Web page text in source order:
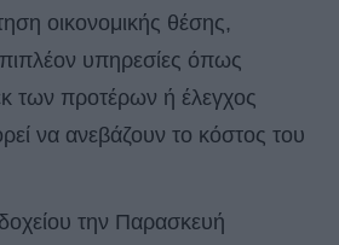
οικονομικής θέσης,
υπηρεσίες όπως
των προτέρων ή έλεγχος
να ανεβάζουν το κόστος του
την Παρασκευή